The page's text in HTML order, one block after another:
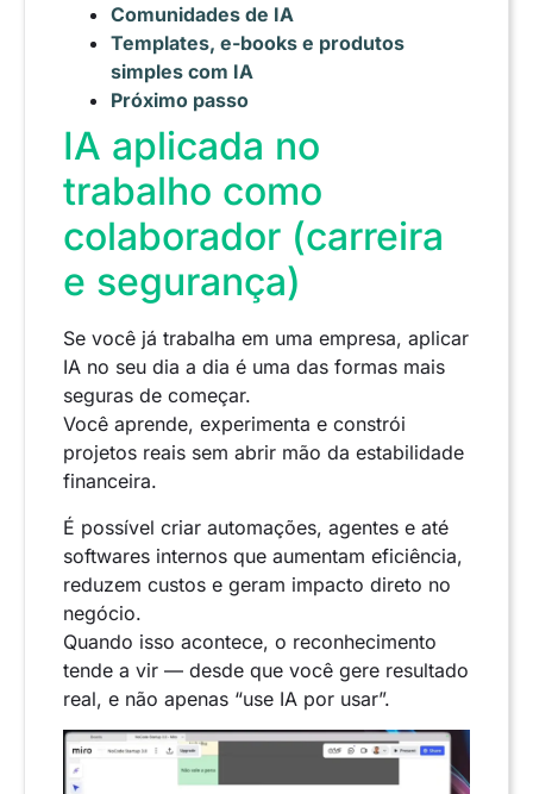
Comunidades de IA
Templates, e-books e produtos
simples com IA
Próximo passo
IA aplicada no
trabalho como
colaborador (carreira
e segurança)
Se você já trabalha em uma empresa, aplicar
IA no seu dia a dia é uma das formas mais
seguras de começar.
Você aprende, experimenta e constrói
projetos reais sem abrir mão da estabilidade
financeira.
É possível criar automações, agentes e até
softwares internos que aumentam eficiência,
reduzem custos e geram impacto direto no
negócio.
Quando isso acontece, o reconhecimento
tende a vir — desde que você gere resultado
real, e não apenas “use IA por usar”.